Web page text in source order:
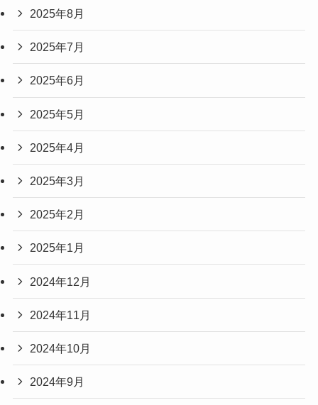
2025年8月
2025年7月
2025年6月
2025年5月
2025年4月
2025年3月
2025年2月
2025年1月
2024年12月
2024年11月
2024年10月
2024年9月